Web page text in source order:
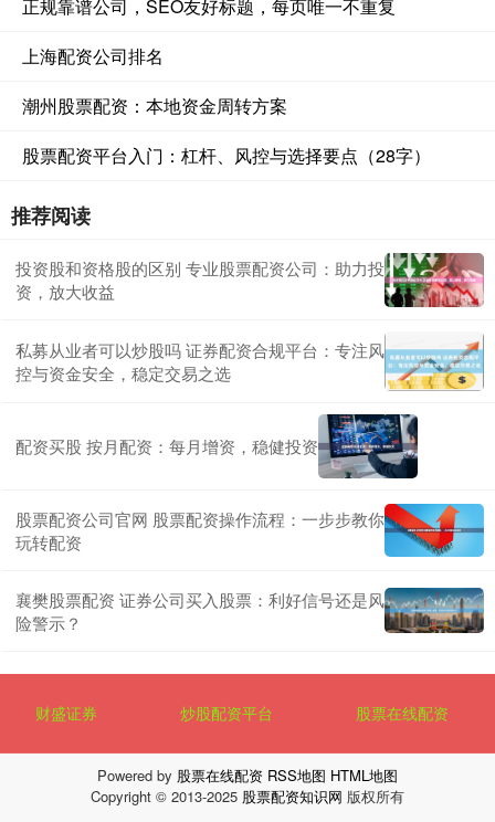
正规靠谱公司，SEO友好标题，每页唯一不重复
上海配资公司排名
潮州股票配资：本地资金周转方案
股票配资平台入门：杠杆、风控与选择要点（28字）
推荐阅读
投资股和资格股的区别 专业股票配资公司：助力投
资，放大收益
私募从业者可以炒股吗 证券配资合规平台：专注风
控与资金安全，稳定交易之选
配资买股 按月配资：每月增资，稳健投资
股票配资公司官网 股票配资操作流程：一步步教你
玩转配资
襄樊股票配资 证券公司买入股票：利好信号还是风
险警示？
财盛证券 炒股配资平台 股票在线配资
Powered by 股票在线配资 RSS地图 HTML地图
Copyright © 2013-2025 股票配资知识网 版权所有